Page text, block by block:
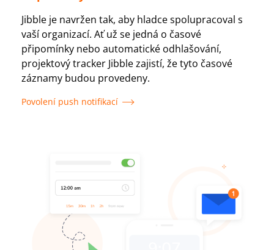
Jibble je navržen tak, aby hladce spolupracoval s
vaší organizací. Ať už se jedná o časové
připomínky nebo automatické odhlašování,
projektový tracker Jibble zajistí, že tyto časové
záznamy budou provedeny.
Povolení push notifikací